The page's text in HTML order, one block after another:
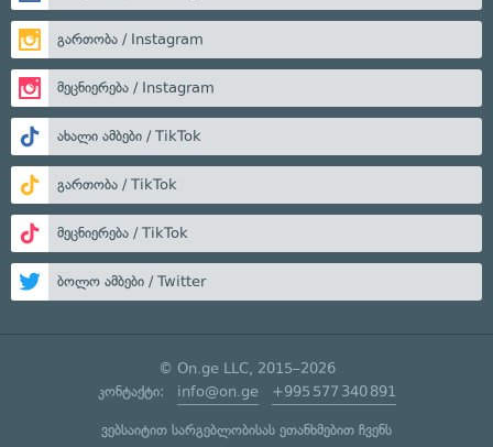
გართობა / Instagram
მეცნიერება / Instagram
ახალი ამბები / TikTok
გართობა / TikTok
მეცნიერება / TikTok
ბოლო ამბები / Twitter
© On.ge LLC, 2015–2026
კონტაქტი: info@on.ge +995 577 340 891
ვებსაიტით სარგებლობისას ეთანხმებით ჩვენს